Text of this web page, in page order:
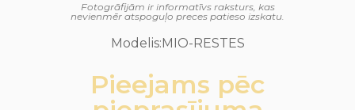
Fotogrāfijām ir informatīvs raksturs, kas
nevienmēr atspoguļo preces patieso izskatu.
Modelis:MIO-RESTES
Pieejams pēc